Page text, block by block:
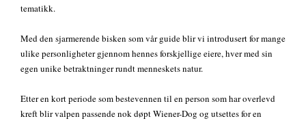
tematikk.
Med den sjarmerende bisken som vår guide blir vi introdusert for mange
ulike personligheter gjennom hennes forskjellige eiere, hver med sin
egen unike betraktninger rundt menneskets natur.
Etter en kort periode som bestevennen til en person som har overlevd
kreft blir valpen passende nok døpt Wiener-Dog og utsettes for en